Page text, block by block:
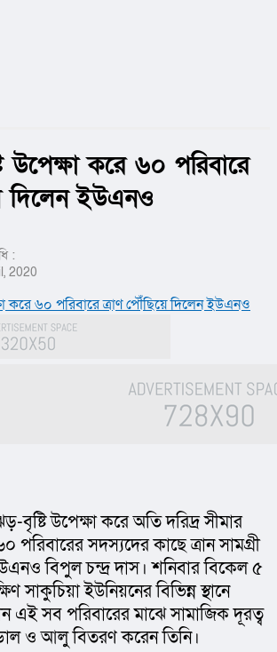
উপেক্ষা করে ৬০ পরিবারে
দিলেন ইউএনও
:
2020
বৃষ্টি উপেক্ষা করে অতি দরিদ্র সীমার
পরিবারের সদস্যদের কাছে ত্রান সামগ্রী
বিপুল চন্দ্র দাস। শনিবার বিকেল ৫
সাকুচিয়া ইউনিয়নের বিভিন্ন স্থানে
এই সব পরিবারের মাঝে সামাজিক দূরত্ব
ও আলু বিতরণ করেন তিনি।